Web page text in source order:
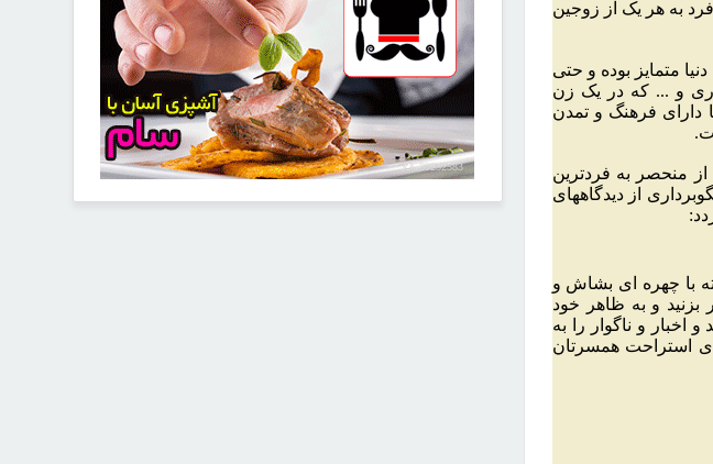
به هر یک از زوجین
متمایز بوده و حتی
و ... که در یک زن
دارای فرهنگ و تمدن
منحصر به فردترین
از دیدگاههای
با چهره ای بشاش و
بزنید و به ظاهر خود
و ناگوار را به
استراحت همسرتان
30252583